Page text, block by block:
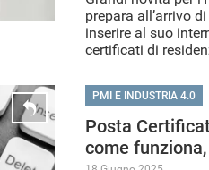
prepara all’arrivo
inserire al suo
certificati di
PMI E INDUSTRIA 4.0
Posta
come